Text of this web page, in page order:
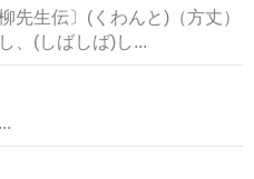
先生伝〕(くわんと)（方丈）
、(しばしば)し...